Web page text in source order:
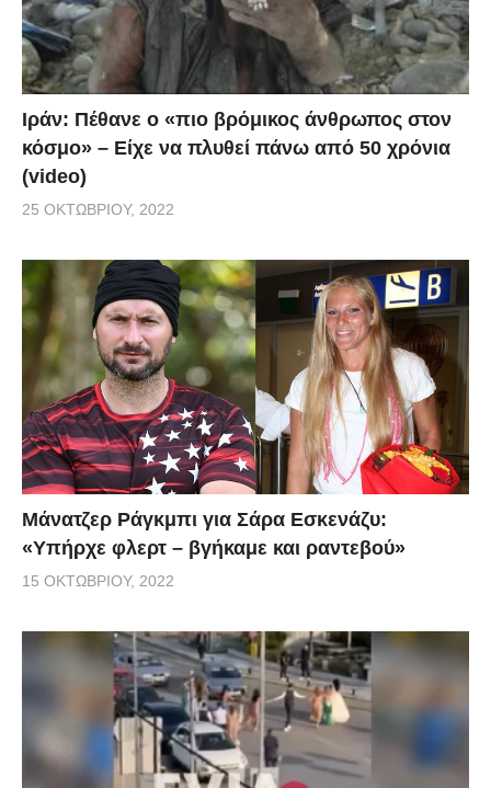
Ιράν: Πέθανε ο «πιο βρόμικος άνθρωπος στον
κόσμο» – Είχε να πλυθεί πάνω από 50 χρόνια
(video)
25 ΟΚΤΩΒΡΊΟΥ, 2022
Μάνατζερ Ράγκμπι για Σάρα Εσκενάζυ:
«Υπήρχε φλερτ – βγήκαμε και ραντεβού»
15 ΟΚΤΩΒΡΊΟΥ, 2022